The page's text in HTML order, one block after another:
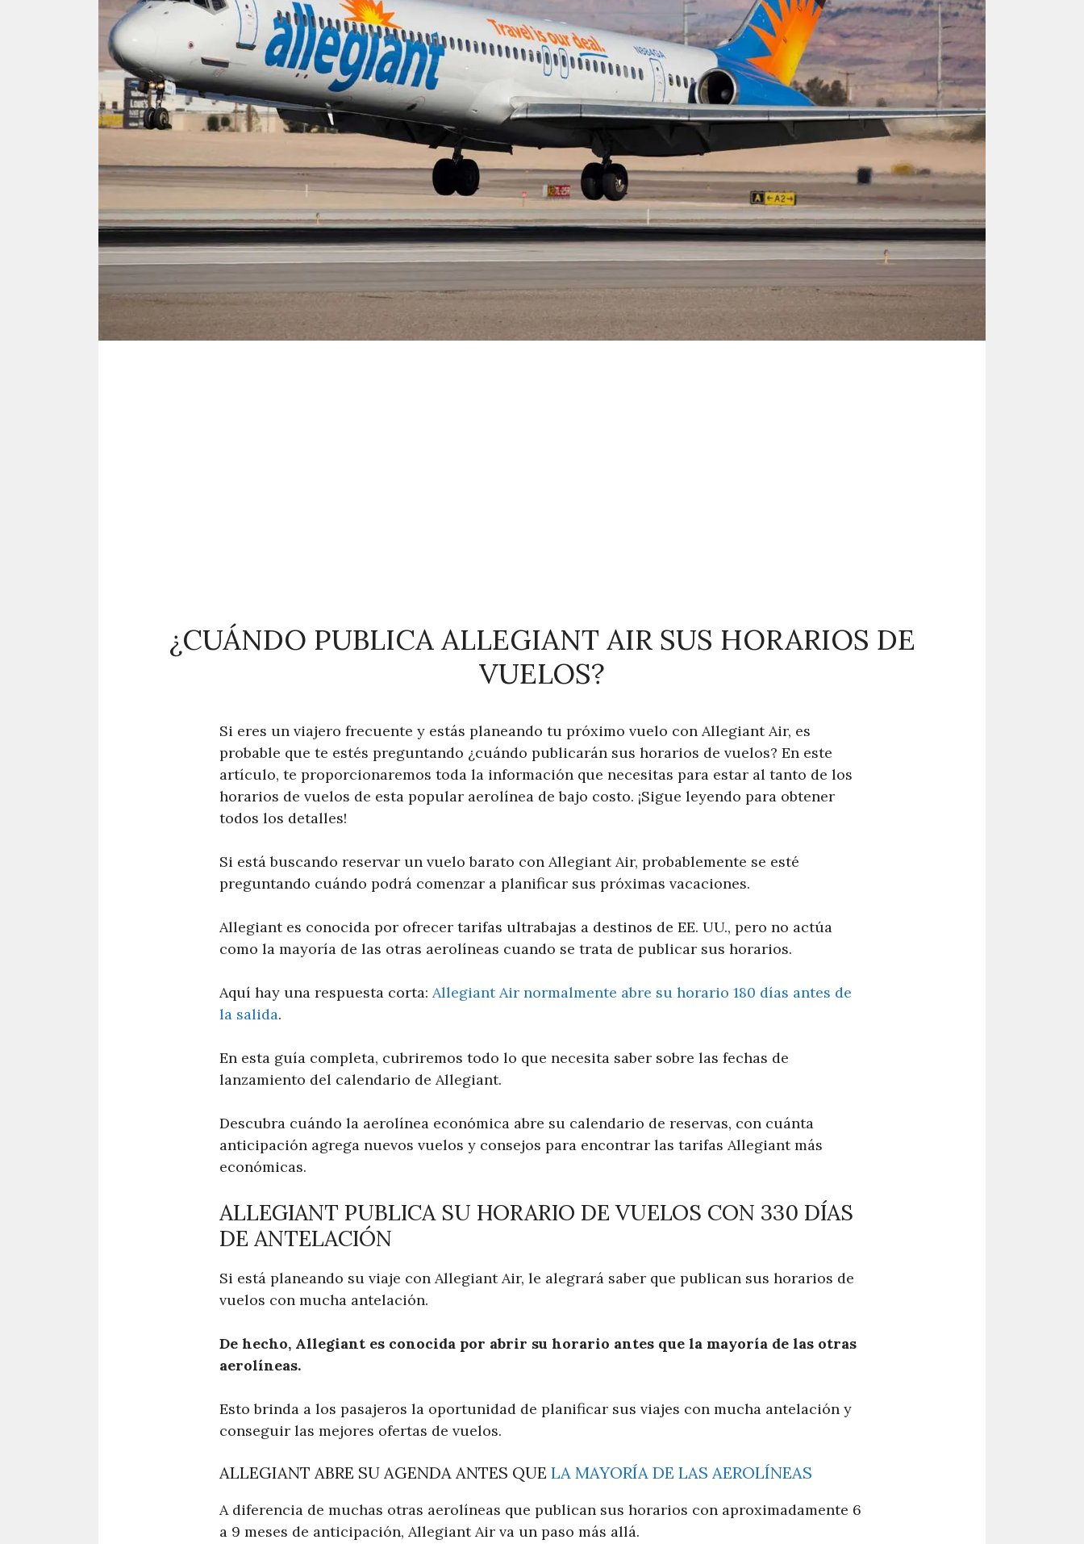
¿CUÁNDO PUBLICA ALLEGIANT AIR SUS HORARIOS DE
VUELOS?
Si eres un viajero frecuente y estás planeando tu próximo vuelo con Allegiant Air, es
probable que te estés preguntando ¿cuándo publicarán sus horarios de vuelos? En este
artículo, te proporcionaremos toda la información que necesitas para estar al tanto de los
horarios de vuelos de esta popular aerolínea de bajo costo. ¡Sigue leyendo para obtener
todos los detalles!
Si está buscando reservar un vuelo barato con Allegiant Air, probablemente se esté
preguntando cuándo podrá comenzar a planificar sus próximas vacaciones.
Allegiant es conocida por ofrecer tarifas ultrabajas a destinos de EE. UU., pero no actúa
como la mayoría de las otras aerolíneas cuando se trata de publicar sus horarios.
Aquí hay una respuesta corta: Allegiant Air normalmente abre su horario 180 días antes de
la salida.
En esta guía completa, cubriremos todo lo que necesita saber sobre las fechas de
lanzamiento del calendario de Allegiant.
Descubra cuándo la aerolínea económica abre su calendario de reservas, con cuánta
anticipación agrega nuevos vuelos y consejos para encontrar las tarifas Allegiant más
económicas.
ALLEGIANT PUBLICA SU HORARIO DE VUELOS CON 330 DÍAS
DE ANTELACIÓN
Si está planeando su viaje con Allegiant Air, le alegrará saber que publican sus horarios de
vuelos con mucha antelación.
De hecho, Allegiant es conocida por abrir su horario antes que la mayoría de las otras
aerolíneas.
Esto brinda a los pasajeros la oportunidad de planificar sus viajes con mucha antelación y
conseguir las mejores ofertas de vuelos.
ALLEGIANT ABRE SU AGENDA ANTES QUE LA MAYORÍA DE LAS AEROLÍNEAS
A diferencia de muchas otras aerolíneas que publican sus horarios con aproximadamente 6
a 9 meses de anticipación, Allegiant Air va un paso más allá.